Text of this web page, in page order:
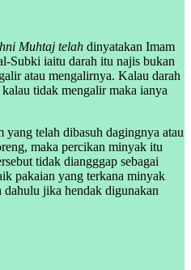
Muhtaj telah dinyatakan Imam
Subki iaitu darah itu najis bukan
atau mengalirnya. Kalau darah
tidak mengalir maka ianya
telah dibasuh dagingnya atau
maka percikan minyak itu
tidak diangggap sebagai
pakaian yang terkana minyak
jika hendak digunakan